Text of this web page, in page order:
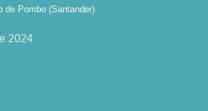
de Pombo (Santander)
2024